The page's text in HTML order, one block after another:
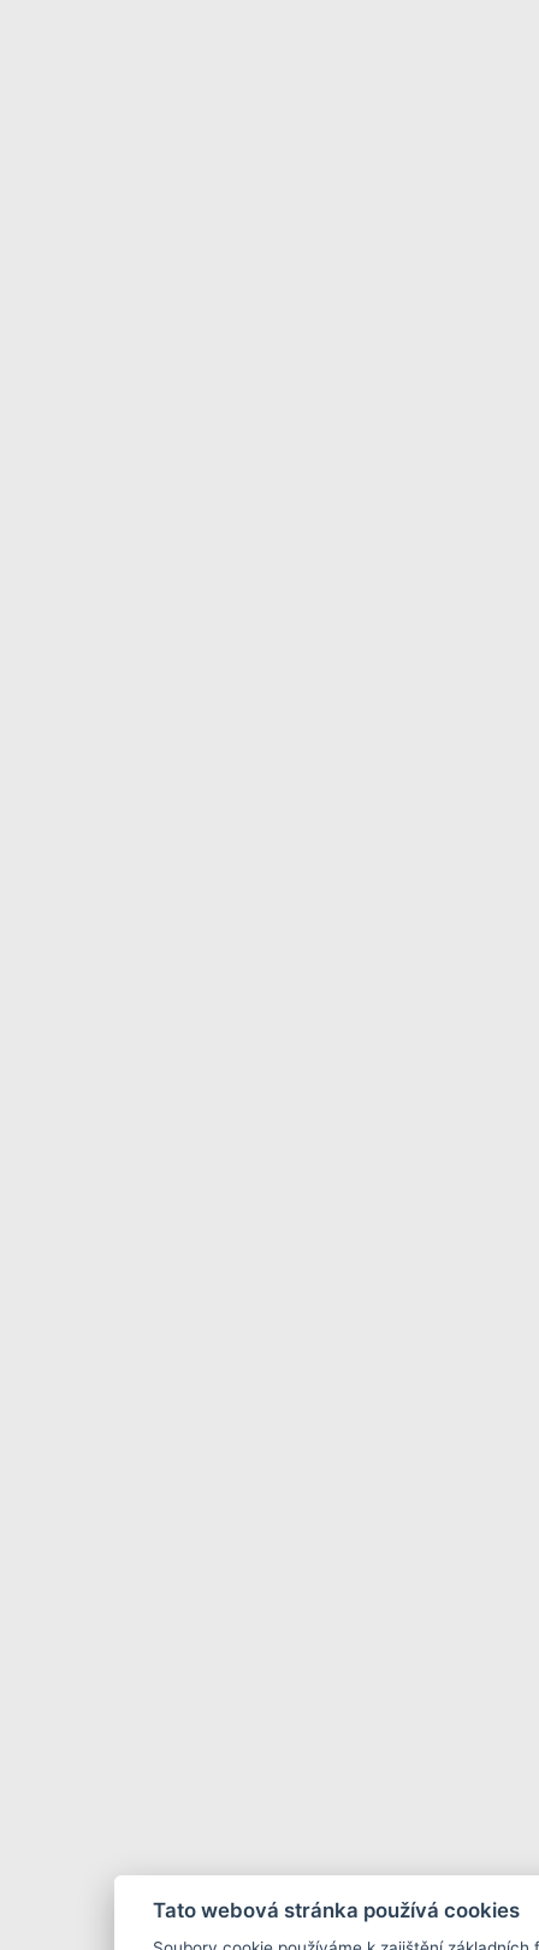
Tato webová stránka používá cookies